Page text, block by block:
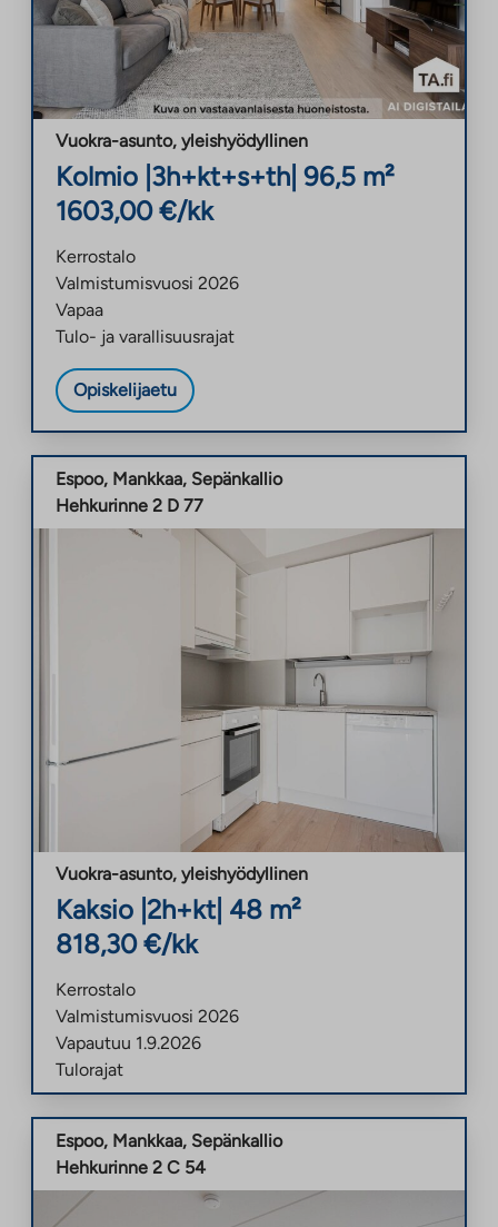
Vuokra-asunto, yleishyödyllinen
Kolmio 3h+kt+s+th 96,5 m²
1603,00 €/kk
Kerrostalo
Valmistumisvuosi 2026
Vapaa
Tulo- ja varallisuusrajat
Opiskelijaetu
Espoo, Mankkaa, Sepänkallio
Hehkurinne 2 D 77
Vuokra-asunto, yleishyödyllinen
Kaksio 2h+kt| 48 m²
818,30 €/kk
Kerrostalo
Valmistumisvuosi 2026
Vapautuu 1.9.2026
Tulorajat
Espoo, Mankkaa, Sepänkallio
Hehkurinne 2 C 54